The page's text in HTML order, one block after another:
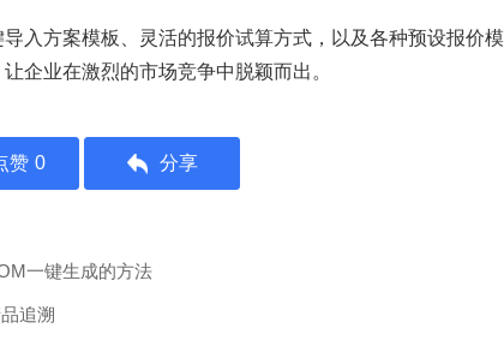
导入方案模板、灵活的报价试算方式，以及各种预设报价模
企业在激烈的市场竞争中脱颖而出。
赞 0 分享
一键生成的方法
追溯